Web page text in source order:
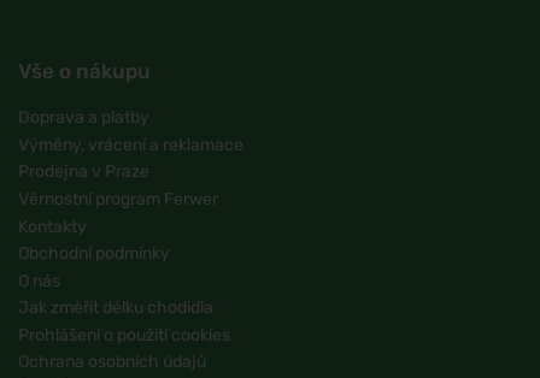
Vše o nákupu
Doprava a platby
Výměny, vrácení a reklamace
Prodejna v Praze
Věrnostní program Ferwer
Kontakty
Obchodní podmínky
O nás
Jak změřit délku chodidla
Prohlášení o použití cookies
Ochrana osobních údajů